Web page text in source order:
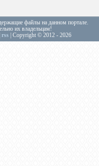
файлы на данном портале.
их владельцам!
rss | Copyright © 2012 - 2026